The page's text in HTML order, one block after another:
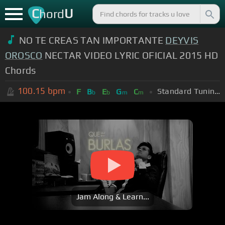
ChordU
NO TE CREAS TAN IMPORTANTE DEYVIS
OROSCO NECTAR VIDEO LYRIC OFICIAL 2015 HD
Chords
100.15 bpm F Bb Eb Gm Cm Standard Tuning (EADGBE)
Jam Along & Learn...